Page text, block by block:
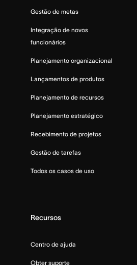
Gestão de metas
Integração de novos
funcionários
Planejamento organizacional
Lançamentos de produtos
Planejamento de recursos
Planejamento estratégico
Recebimento de projetos
Gestão de tarefas
Todos os casos de uso
Recursos
Centro de ajuda
Obter suporte